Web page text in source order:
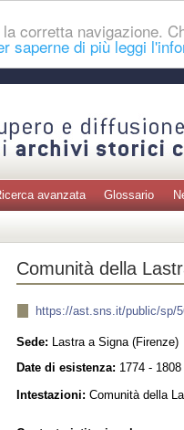
corretta navigazione.
saperne di più leggi
avanzata Glossario
Comunità della
https://ast.sns.it/public/sp/
Sede: Lastra a Signa (Firenze)
Date di esistenza: 1774 - 1808
Intestazioni: Comunità della